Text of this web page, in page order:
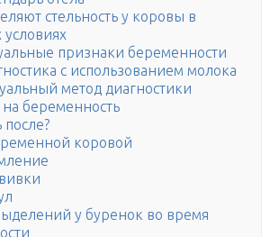
стельность у коровы в
признаки беременности
с использованием молока
метод диагностики
на беременность
после?
коровой
у буренок во время